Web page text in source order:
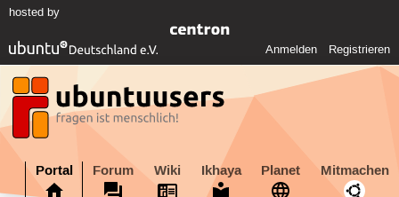
hosted by
Anmelden Registrieren
Portal Forum Wiki Ikhaya Planet Mitmachen